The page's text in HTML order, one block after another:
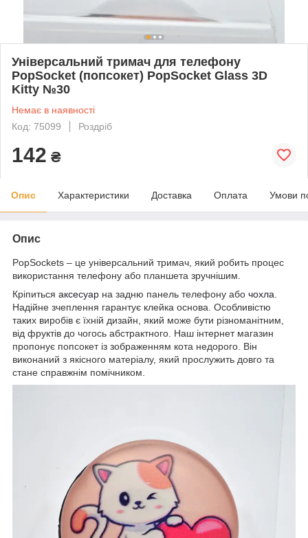
Універсальний тримач для телефону
PopSocket (попсокет) PopSocket Glass 3D
Kitty №30
Немає в наявності
Код: 75099
Роздріб
142 ₴
Опис Характеристики Доставка Оплата Умови
Опис
PopSockets – це універсальний тримач, який робить процес
використання телефону або планшета зручнішим.
Кріпиться аксесуар на задню панель телефону або чохла
Надійне зчеплення гарантує клейка основа. Особливістю
таких виробів є їхній дизайн, який може бути різноманітним,
від фруктів до чогось абстрактного. Наш інтернет магазин
пропонує попсокет із зображенням кота недорого. Він
виконаний з якісного матеріалу, який прослужить довго та
стане справжнім помічником.